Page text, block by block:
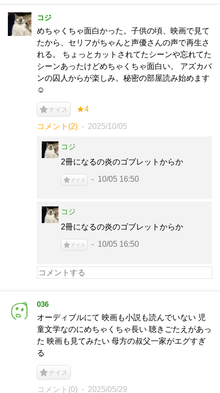
コジ
めちゃくちゃ面白かった。子供の頃、映画で見て
たから、セリフがちゃんと声優さんの声で再生さ
れる。 ちょっとカットされてたシーンや忘れてた
シーンあったけどめちゃくちゃ面白い。 アズカバ
ンの囚人からが楽しみ。秘密の部屋読み始めます
☺️
ナイス ★4
コメント(2) 2025/10/05
コジ
2冊になるの炎のゴブレットからか
ナイス 10/05 16:50
コジ
2冊になるの炎のゴブレットからか
ナイス 10/05 16:50
036
オーディブルにて 映画も小説も読んでいない 児
童文学なのにめちゃくちゃ長い 聴きごたえがあっ
た 映画も見てみたい 母方の叔父一家がエグすぎ
る
ナイス
コメント(0) 2025/05/29